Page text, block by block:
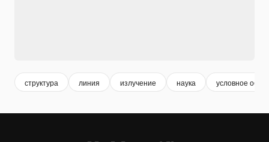
структура линия излучение наука условное